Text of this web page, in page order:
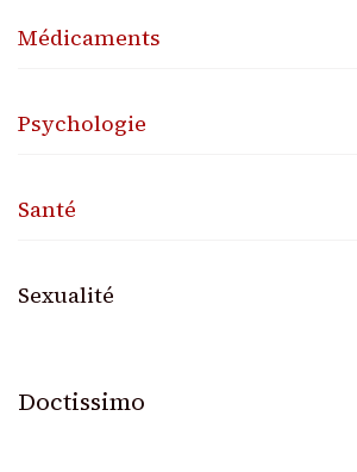
Médicaments
Psychologie
Santé
Sexualité
Doctissimo